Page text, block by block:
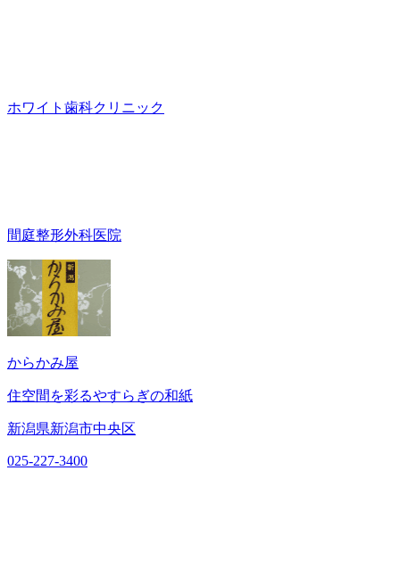
ホワイト歯科クリニック
間庭整形外科医院
からかみ屋
住空間を彩るやすらぎの和紙
新潟県新潟市中央区
025-227-3400